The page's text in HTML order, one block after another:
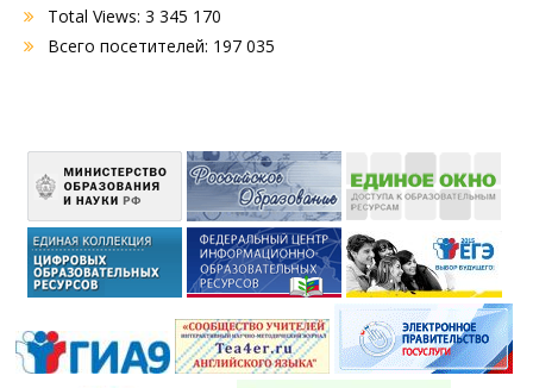
Total Views: 3 345 170
Всего посетителей: 197 035